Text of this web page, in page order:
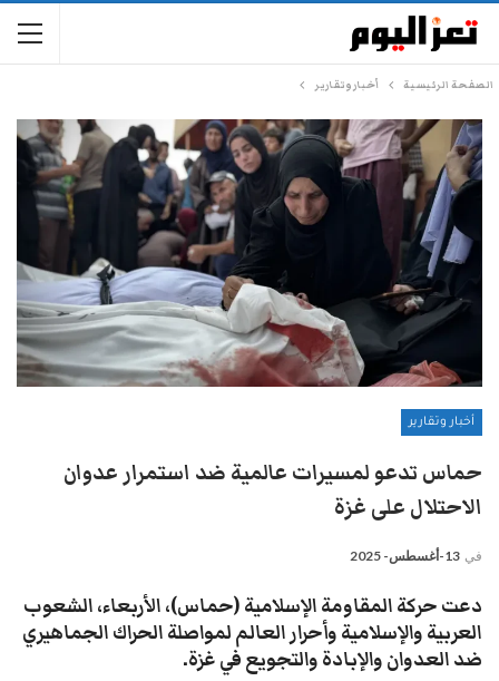
الصفحة الرئيسية أخبار وتقارير
أخبار وتقارير
حماس تدعو لمسيرات عالمية ضد استمرار عدوان
الاحتلال على غزة
في 13-أغسطس- 2025
دعت حركة المقاومة الإسلامية (حماس)، الأربعاء، الشعوب
العربية والإسلامية وأحرار العالم لمواصلة الحراك الجماهيري
ضد العدوان والإبادة والتجويع في غزة.